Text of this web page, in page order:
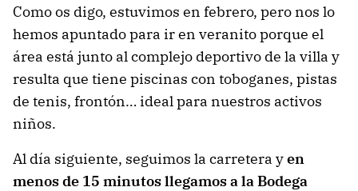
Como os digo, estuvimos en febrero, pero nos lo
hemos apuntado para ir en veranito porque el
área está junto al complejo deportivo de la villa y
resulta que tiene piscinas con toboganes, pistas
de tenis, frontón… ideal para nuestros activos
niños.
Al día siguiente, seguimos la carretera yen
menos de 15 minutos llegamos a la Bodega